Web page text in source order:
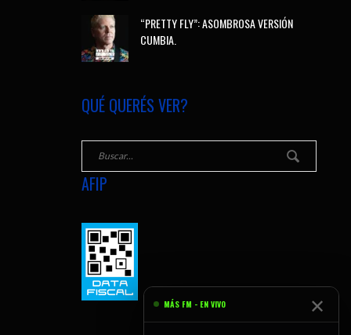
“PRETTY FLY”: ASOMBROSA VERSIÓN
CUMBIA.
QUÉ QUERÉS VER?
AFIP
MÁS FM - EN VIVO ✕